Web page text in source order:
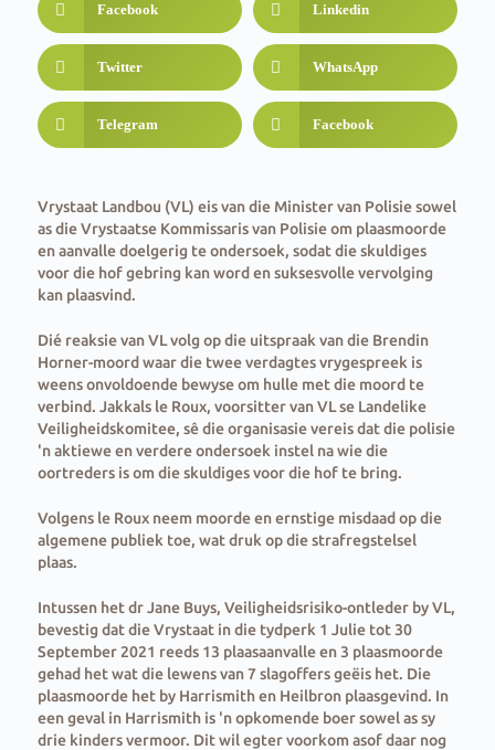
Facebook Linkedin
Twitter WhatsApp
Telegram Facebook
Vrystaat Landbou (VL) eis van die Minister van Polisie sowel
as die Vrystaatse Kommissaris van Polisie om plaasmoorde
en aanvalle doelgerig te ondersoek, sodat die skuldiges
voor die hof gebring kan word en suksesvolle vervolging
kan plaasvind.
Dié reaksie van VL volg op die uitspraak van die Brendin
Horner-moord waar die twee verdagtes vrygespreek is
weens onvoldoende bewyse om hulle met die moord te
verbind. Jakkals le Roux, voorsitter van VL se Landelike
Veiligheidskomitee, sê die organisasie vereis dat die polisie
'n aktiewe en verdere ondersoek instel na wie die
oortreders is om die skuldiges voor die hof te bring.
Volgens le Roux neem moorde en ernstige misdaad op die
algemene publiek toe, wat druk op die strafregstelsel
plaas.
Intussen het dr Jane Buys, Veiligheidsrisiko-ontleder by VL,
bevestig dat die Vrystaat in die tydperk 1 Julie tot 30
September 2021 reeds 13 plaasaanvalle en 3 plaasmoorde
gehad het wat die lewens van 7 slagoffers geëis het. Die
plaasmoorde het by Harrismith en Heilbron plaasgevind. In
een geval in Harrismith is 'n opkomende boer sowel as sy
drie kinders vermoor. Dit wil egter voorkom asof daar nog